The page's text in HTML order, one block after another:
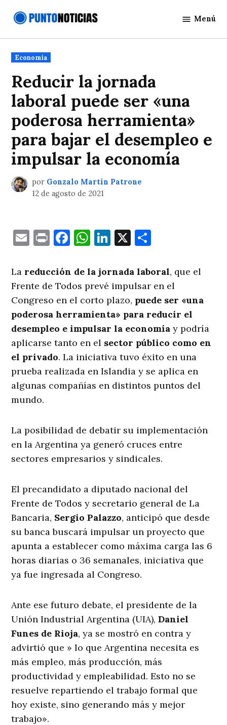
Noticias
Menú
Publicado
en
Economía
Reducir la jornada
laboral puede ser «una
poderosa herramienta»
para bajar el desempleo e
impulsar la economía
por Gonzalo Martín Patrone
12 de agosto de 2021
EmailPrintFacebook
WhatsApp
LinkedIn
X
La reducción de la jornada laboral, que el
Frente de Todos prevé impulsar en el
Congreso en el corto plazo, puede ser «una
poderosa herramienta» para reducir el
desempleo e impulsar la economía y podría
aplicarse tanto en el sector público como en
el privado. La iniciativa tuvo éxito en una
prueba realizada en Islandia y se aplica en
algunas compañías en distintos puntos del
mundo.
La posibilidad de debatir su implementación
en la Argentina ya generó cruces entre
sectores empresarios y sindicales.
El precandidato a diputado nacional del
Frente de Todos y secretario general de La
Bancaria, Sergio Palazzo, anticipó que desde
su banca buscará impulsar un proyecto que
apunta a establecer como máxima carga las 6
horas diarias o 36 semanales, iniciativa que
ya fue ingresada al Congreso.
Ante ese futuro debate, el presidente de la
Unión Industrial Argentina (UIA),Daniel
Funes de Rioja, ya se mostró en contra y
advirtió que » lo que Argentina necesita es
más empleo, más producción, más
productividad y empleabilidad. Esto no se
resuelve repartiendo el trabajo formal que
hoy existe, sino generando más y mejor
trabajo».